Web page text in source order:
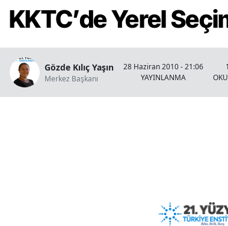
KKTC’de Yerel
Gözde Kılıç Yaşın
Merkez Başkanı
28 Haziran 2010 - 21:06
YAYINLANMA